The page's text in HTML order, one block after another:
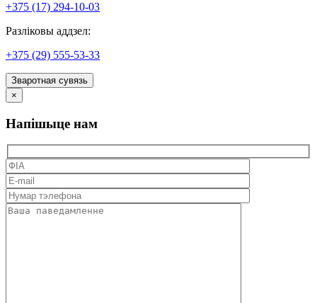
+375 (17) 294-10-03
Разліковы аддзел:
+375 (29) 555-53-33
Зваротная сувязь
×
Напішыце нам